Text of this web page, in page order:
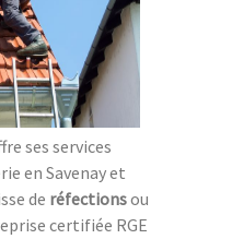
ses services
en Savenay et
de réfectionsou
certifiée RGE